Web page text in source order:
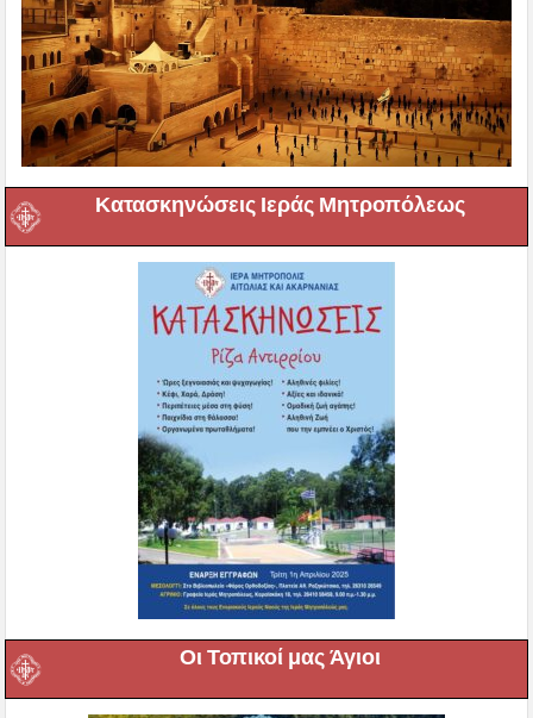
Κατασκηνώσεις Ιεράς Μητροπόλεως
Οι Τοπικοί μας Άγιοι